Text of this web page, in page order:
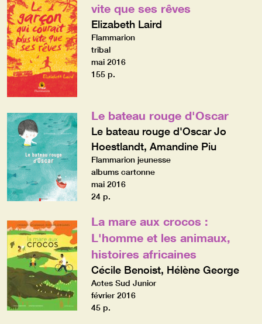
vite que ses rêves
Elizabeth Laird
Flammarion
tribal
mai 2016
155 p.
Le bateau rouge d'Oscar
Le bateau rouge d'Oscar Jo
Hoestlandt, Amandine Piu
Flammarion jeunesse
albums cartonne
mai 2016
24 p.
La mare aux crocos :
L'homme et les animaux,
histoires africaines
Cécile Benoist, Hélène George
Actes Sud Junior
février 2016
45 p.